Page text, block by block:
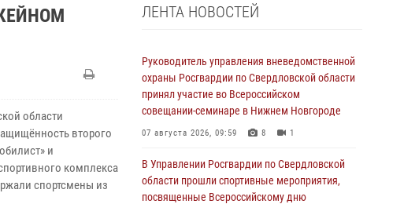
области
второго
и
комплекса
спортсмены из
ЛЕНТА НОВОСТЕЙ
Руководитель управления вневедомственной
охраны Росгвардии по Свердловской области
принял участие во Всероссийском
совещании-семинаре в Нижнем Новгороде
07 августа 2026, 09:59 8 1
В Управлении Росгвардии по Свердловской
области прошли спортивные мероприятия,
посвященные Всероссийскому дню